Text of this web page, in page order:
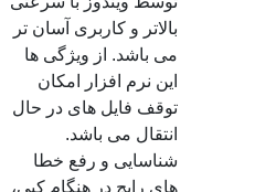
بالاتر و کاربری آسان تر
می باشد. از ویژگی ها
این نرم افزار امکان
توقف فایل های در حال
انتقال می باشد.
شناسایی و رفع خطا
های رایج در هنگام کپی،